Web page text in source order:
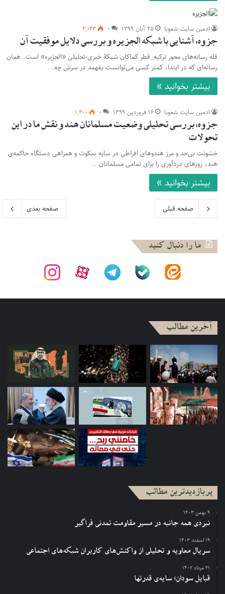
ادمین سایت شعوبا ۲۵ آبان ۱۳۹۹ ۰ ۲,۰۲۳
جزوه: آشنایی با شبکه الجزیره و بررسی دلایل موفقیت آن
قله رسانه‌های محور ترکیه_قطر کماکان شبکۀ خبری-تحلیلی «الجزیره» است. همان
رسانه‌ای که در ابتدا، کمتر کسی می‌توانست بفهمد در سرش چه…
بیشتر بخوانید »
ادمین سایت شعوبا ۱۶ فروردین ۱۳۹۹ ۰ ۱,۳۰۰
جزوه: بررسی تحلیلی وضعیت مسلمانان هند و نقش ما در این
تحولات
خشونت بی‌حد و مرز هندوهای افراطی در سایه سکوت و همراهی دستگاه حاکمه‌ی
هند، روز‌های دردآوری را برای تمامی مسلمانان…
بیشتر بخوانید »
صفحه قبلی صفحه بعدی
ما را دنبال کنید
آخرین مطالب
پربازدیدترین مطالب
۹ بهمن ۱۴۰۳
نبردی همه جانبه در مسیر مقاومت تمدنی فراگیر
۱۹ اسفند ۱۴۰۳
سریال معاویه و تحلیلی از واکنش‌های کاربران شبکه‌های اجتماعی
۲۱ مرداد ۱۴۰۲
قبایل سودان؛ سایه‌ی قدرتها